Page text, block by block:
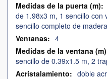
de 1.98x3 m, 1 sencillo con
sencillo completo de
4
sencillo de 0.39x1.5 m, 2
doble